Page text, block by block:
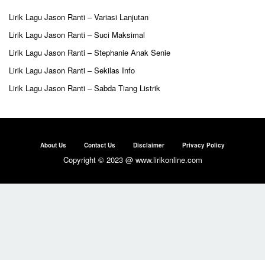
Lirik Lagu Jason Ranti – Variasi Lanjutan
Lirik Lagu Jason Ranti – Suci Maksimal
Lirik Lagu Jason Ranti – Stephanie Anak Senie
Lirik Lagu Jason Ranti – Sekilas Info
Lirik Lagu Jason Ranti – Sabda Tiang Listrik
About Us Contact Us Disclaimer Privacy Policy
Copyright © 2023 @ www.lirikonline.com